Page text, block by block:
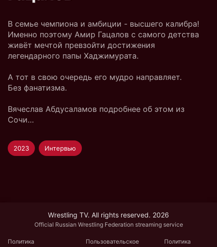
В семье чемпиона и амбиции - высшего калибра!
Именно поэтому Амир Гацалов с самого детства
живёт мечтой превзойти достижения
легендарного папы Хаджимурата.
А тот в свою очередь его мудро направляет.
Без фанатизма.
Вячеслав Абдусаламов подробнее об этом из
Сочи…
2023 Интервью
Wrestling TV. All rights reserved. 2026
Official Russian Wrestling Federation streaming service
Политика Пользовательское Политика